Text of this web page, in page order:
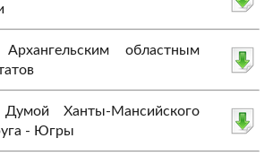
областным
Ханты-Мансийского
- Югры